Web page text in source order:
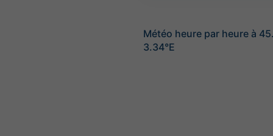
Météo heure par heure à
3.34°E